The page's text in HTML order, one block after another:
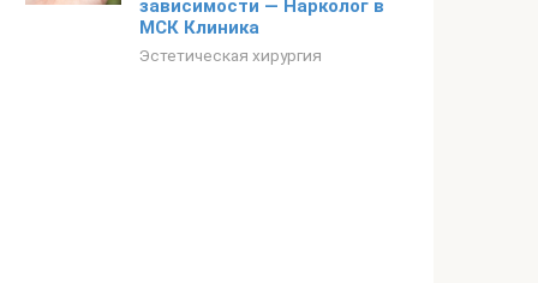
зависимости — Нарколог в
МСК Клиника
Эстетическая хирургия